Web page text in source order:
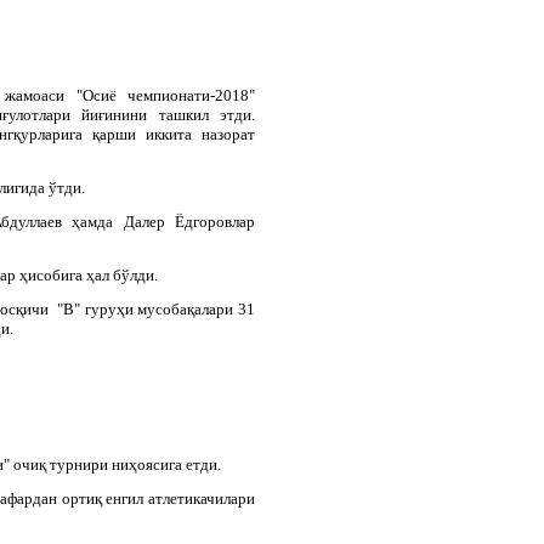
"Осиё чемпионати-2018"
йиғинини ташкил этди.
қарши иккита назорат
ўтди.
ҳамда Далер Ёдгоровлар
ҳисобига ҳал бўлди.
"В" гуруҳи мусобақалари 31
очиқ турнири ниҳоясига етди.
ортиқ енгил атлетикачилари